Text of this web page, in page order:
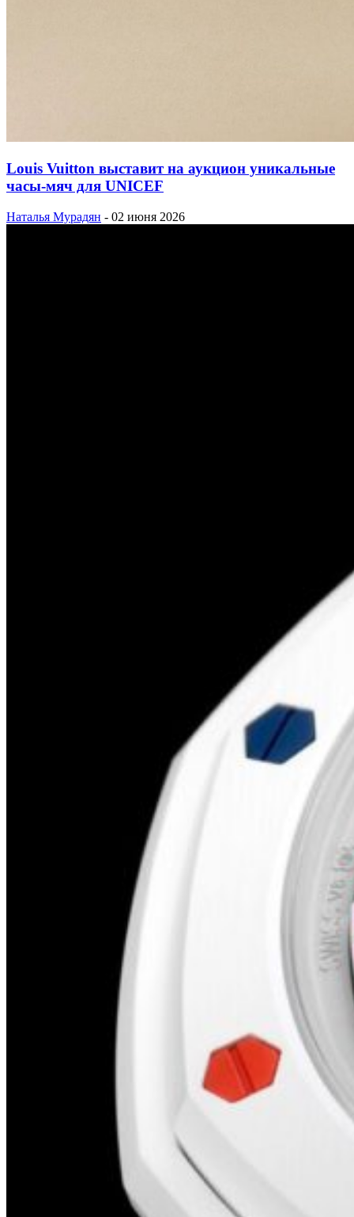
Louis Vuitton выставит на аукцион уникальные
часы-мяч для UNICEF
Наталья Мурадян - 02 июня 2026